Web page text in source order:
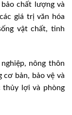
chất lượng và
giá trị văn hóa
vật chất, tinh
nông thôn
cơ bản, bảo vệ và
thủy lợi và phòng